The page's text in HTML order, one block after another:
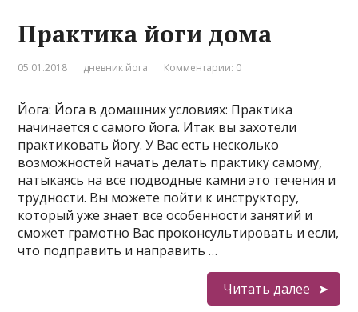
Практика йоги дома
05.01.2018 дневник йога Комментарии: 0
Йога: Йога в домашних условиях: Практика
начинается с самого йога. Итак вы захотели
практиковать йогу. У Вас есть несколько
возможностей начать делать практику самому,
натыкаясь на все подводные камни это течения и
трудности. Вы можете пойти к инструктору,
который уже знает все особенности занятий и
сможет грамотно Вас проконсультировать и если,
что подправить и направить …
Читать далее